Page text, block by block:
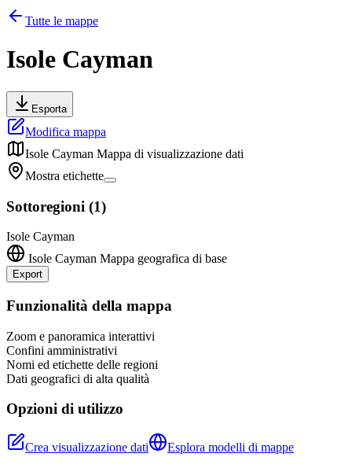
Tutte le mappe
Isole Cayman
Esporta
Modifica mappa
Isole Cayman Mappa di visualizzazione dati
Mostra etichette
Sottoregioni (1)
Isole Cayman
Isole Cayman Mappa geografica di base
Export
+
Funzionalità della mappa
Zoom e panoramica interattivi
Confini amministrativi
Nomi ed etichette delle regioni
Dati geografici di alta qualità
Opzioni di utilizzo
Crea visualizzazione dati
Esplora modelli di mappe